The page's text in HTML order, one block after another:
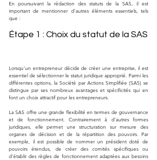
En poursuivant la rédaction des statuts de la SAS, il est
important de mentionner d'autres éléments essentiels, tels
que :
Étape 1 : Choix du statut de la SAS
Lorsqu'un entrepreneur décide de créer une entreprise, il est
essentiel de sélectionner le statut juridique approprié. Parmi les
différentes options, la Société par Actions Simplifiée (SAS) se
distingue par ses nombreux avantages et spécificités qui en
font un choix attractif pour les entrepreneurs.
La SAS offre une grande flexibilité en termes de gouvernance
et de fonctionnement. Contrairement à d'autres formes
juridiques, elle permet une structuration sur mesure des
organes de décision et de la répartition des pouvoirs. Par
exemple, il est possible de nommer un président doté de
pouvoirs étendus, de créer des comités spécifiques ou
d'établir des règles de fonctionnement adaptées aux besoins